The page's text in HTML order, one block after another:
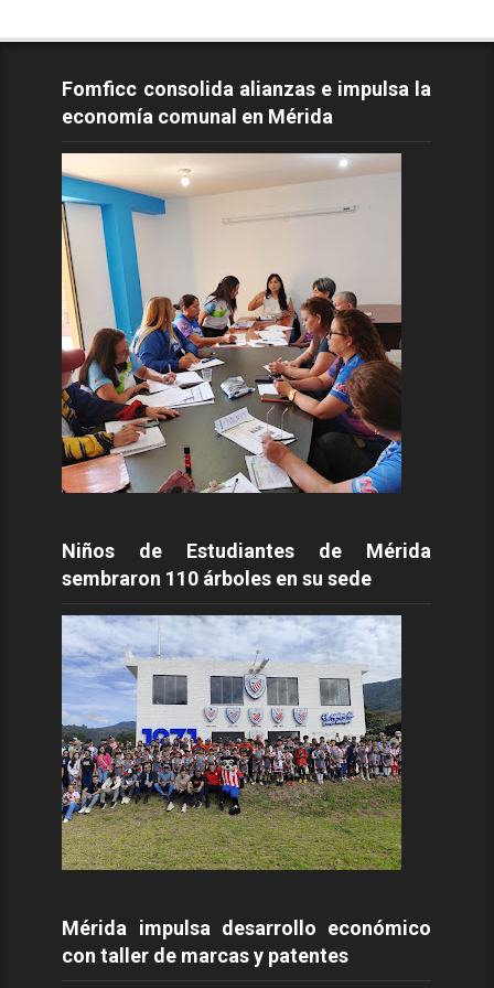
Fomficc consolida alianzas e impulsa la
economía comunal en Mérida
Niños de Estudiantes de Mérida
sembraron 110 árboles en su sede
Mérida impulsa desarrollo económico
con taller de marcas y patentes